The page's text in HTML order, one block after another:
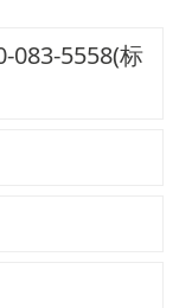
083-5558(标